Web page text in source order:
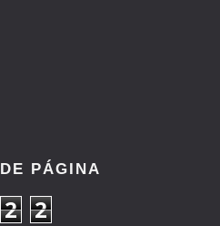
PÁGINA
2 2